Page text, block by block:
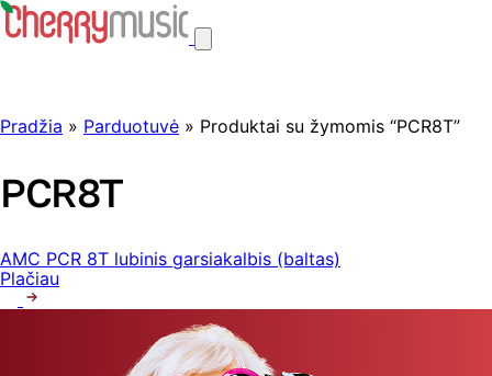
Pradžia » Parduotuvė » Produktai su žymomis “PCR8T”
PCR8T
AMC PCR 8T lubinis garsiakalbis (baltas)
Plačiau